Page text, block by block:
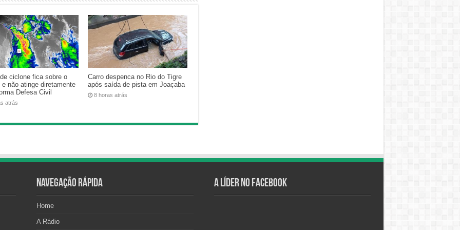
ciclone fica sobre o
e não atinge diretamente
Defesa Civil
atrás
Carro despenca no Rio do Tigre
após saída de pista em Joaçaba
8 horas atrás
Navegação Rápida
Home
A Rádio
A Líder no Facebook